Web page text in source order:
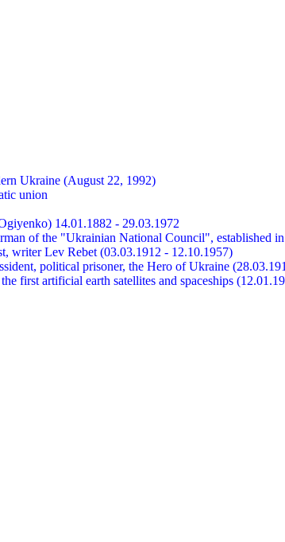
Ukraine (August 22, 1992)
union
14.01.1882 - 29.03.1972
of the "Ukrainian National Council", established
writer Lev Rebet (03.03.1912 - 12.10.1957)
political prisoner, the Hero of Ukraine
first artificial earth satellites and spaceships